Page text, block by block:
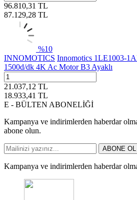
96.810,31 TL
87.129,28 TL
%10
INNOMOTICS Innomotics 1LE1003-
1500d/dk 4K Ac Motor B3 Ayaklı
21.037,12 TL
18.933,41 TL
E - BÜLTEN ABONELİĞİ
Kampanya ve indirimlerden haberdar
abone olun.
ABONE OL
Kampanya ve indirimlerden haberdar